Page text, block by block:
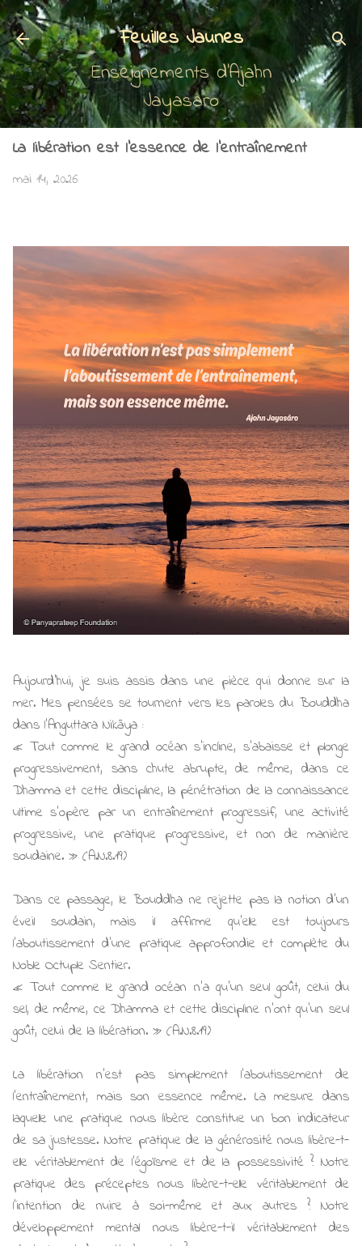
Accéder au contenu principal
Feuilles Jaunes
Enseignements d'Ajahn
Jayasaro
La libération est l’essence de l'entraînement
mai 14, 2026
Aujourd’hui, je suis assis dans une pièce qui donne sur la
mer. Mes pensées se tournent vers les paroles du Bouddha
dans l’Anguttara Nikāya :
« Tout comme le grand océan s’incline, s’abaisse et plonge
progressivement, sans chute abrupte, de même, dans ce
Dhamma et cette discipline, la pénétration de la connaissance
ultime s’opère par un entraînement progressif, une activité
progressive, une pratique progressive, et non de manière
soudaine. » (A.N.8.19)
Dans ce passage, le Bouddha ne rejette pas la notion d’un
éveil soudain, mais il affirme qu’elle est toujours
l’aboutissement d’une pratique approfondie et complète du
Noble Octuple Sentier.
« Tout comme le grand océan n’a qu’un seul goût, celui du
sel, de même, ce Dhamma et cette discipline n’ont qu’un seul
goût, celui de la libération. » (A.N.8.19)
La libération n’est pas simplement l’aboutissement de
l’entraînement, mais son essence même. La mesure dans
laquelle une pratique nous libère constitue un bon indicateur
de sa justesse. Notre pratique de la générosité nous libère-t-
elle véritablement de l’égoïsme et de la possessivité ? Notre
pratique des préceptes nous libère-t-elle véritablement de
l’intention de nuire à soi-même et aux autres ? Notre
développement mental nous libère-t-il véritablement des